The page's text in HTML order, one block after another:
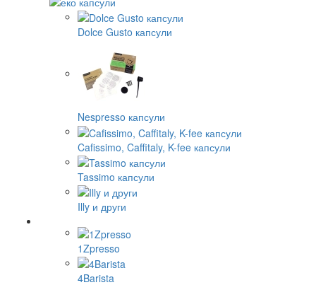
Dolce Gusto капсули
Nespresso капсули
Cafissimo, Caffitaly, K-fee капсули
Tassimo капсули
Illy и други
1Zpresso
4Barista